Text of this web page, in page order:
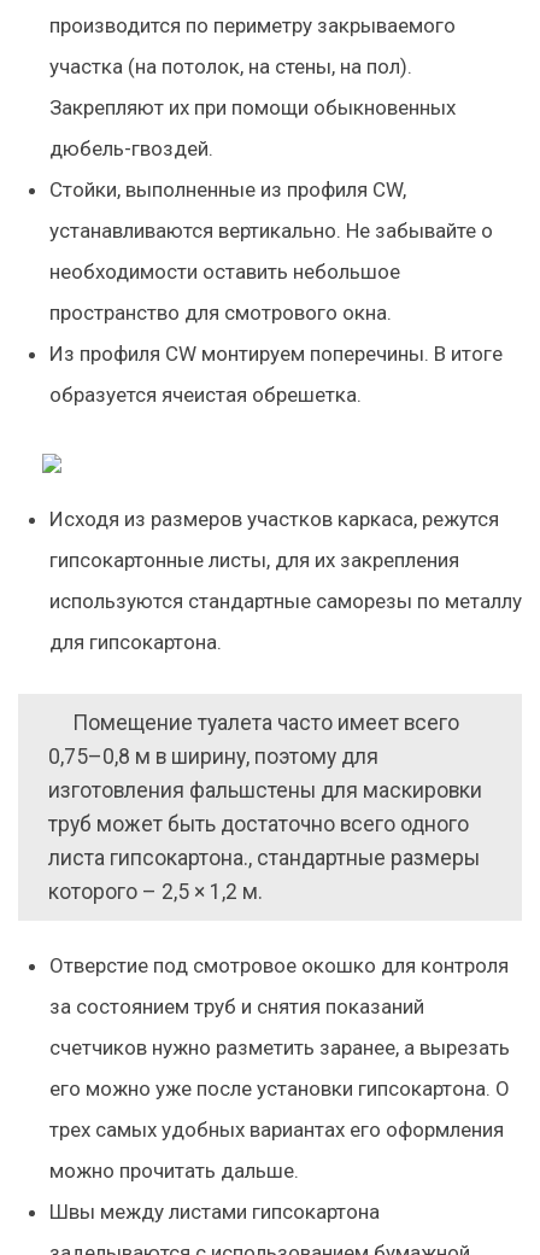
производится по периметру закрываемого
участка (на потолок, на стены, на пол).
Закрепляют их при помощи обыкновенных
дюбель-гвоздей.
Стойки, выполненные из профиля CW,
устанавливаются вертикально. Не забывайте о
необходимости оставить небольшое
пространство для смотрового окна.
Из профиля CW монтируем поперечины. В итоге
образуется ячеистая обрешетка.
Исходя из размеров участков каркаса, режутся
гипсокартонные листы, для их закрепления
используются стандартные саморезы по металлу
для гипсокартона.
Помещение туалета часто имеет всего
0,75–0,8 м в ширину, поэтому для
изготовления фальшстены для маскировки
труб может быть достаточно всего одного
листа гипсокартона., стандартные размеры
которого – 2,5 × 1,2 м.
Отверстие под смотровое окошко для контроля
за состоянием труб и снятия показаний
счетчиков нужно разметить заранее, а вырезать
его можно уже после установки гипсокартона. О
трех самых удобных вариантах его оформления
можно прочитать дальше.
Швы между листами гипсокартона